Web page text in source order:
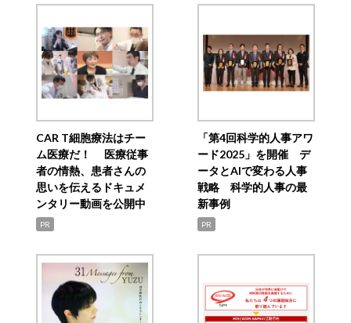
CAR T細胞療法はチー
ム医療だ！ 医療従事
者の情熱、患者さんの
思いを伝えるドキュメ
ンタリー動画を公開中
PR
「第4回科学的人事アワ
ード2025」を開催 デ
ータとAIで変わる人事
戦略 科学的人事の最
新事例
PR